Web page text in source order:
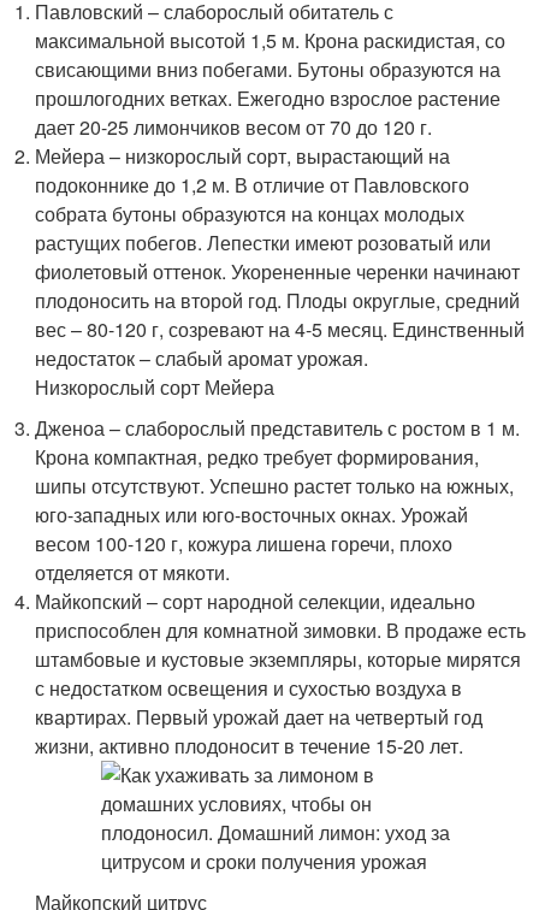
Павловский – слаборослый обитатель с
максимальной высотой 1,5 м. Крона раскидистая, со
свисающими вниз побегами. Бутоны образуются на
прошлогодних ветках. Ежегодно взрослое растение
дает 20-25 лимончиков весом от 70 до 120 г.
Мейера – низкорослый сорт, вырастающий на
подоконнике до 1,2 м. В отличие от Павловского
собрата бутоны образуются на концах молодых
растущих побегов. Лепестки имеют розоватый или
фиолетовый оттенок. Укорененные черенки начинают
плодоносить на второй год. Плоды округлые, средний
вес – 80-120 г, созревают на 4-5 месяц. Единственный
недостаток – слабый аромат урожая.
Низкорослый сорт Мейера
Дженоа – слаборослый представитель с ростом в 1 м.
Крона компактная, редко требует формирования,
шипы отсутствуют. Успешно растет только на южных,
юго-западных или юго-восточных окнах. Урожай
весом 100-120 г, кожура лишена горечи, плохо
отделяется от мякоти.
Майкопский – сорт народной селекции, идеально
приспособлен для комнатной зимовки. В продаже есть
штамбовые и кустовые экземпляры, которые мирятся
с недостатком освещения и сухостью воздуха в
квартирах. Первый урожай дает на четвертый год
жизни, активно плодоносит в течение 15-20 лет.
Майкопский цитрус